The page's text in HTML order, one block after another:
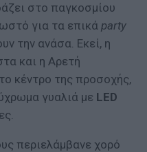
στο παγκοσμίου
για τα επικάparty
την ανάσα. Εκεί, η
και η Αρετή
κέντρο της προσοχής,
γυαλιά με LED
περιελάμβανε χορό